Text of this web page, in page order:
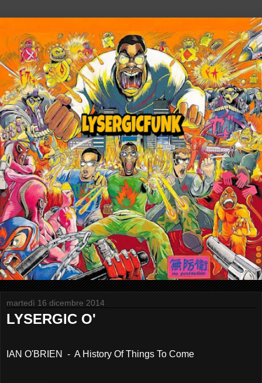
martedì 16 dicembre 2014
LYSERGIC O'
IAN O'BRIEN - A History Of Things To Come